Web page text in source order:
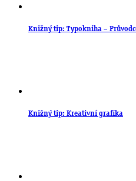
Knižný tip: Typokniha –
Knižný tip: Kreativní grafika